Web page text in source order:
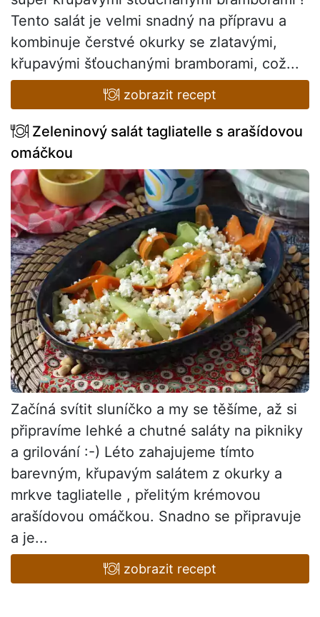
Tento salát je velmi snadný na přípravu a
kombinuje čerstvé okurky se zlatavými,
křupavými šťouchanými bramborami, což...
zobrazit recept
Zeleninový salát tagliatelle s arašídovou
omáčkou
Začíná svítit sluníčko a my se těšíme, až si
připravíme lehké a chutné saláty na pikniky
a grilování :-) Léto zahajujeme tímto
barevným, křupavým salátem z okurky a
mrkve tagliatelle , přelitým krémovou
arašídovou omáčkou. Snadno se připravuje
a je...
zobrazit recept